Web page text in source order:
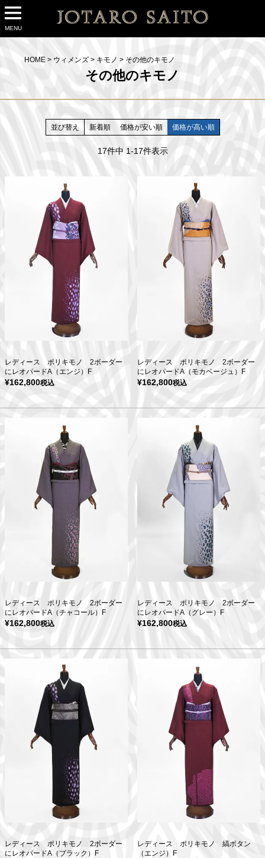
MENU
HOME ウィメンズ キモノ その他のキモノ
その他のキモノ
並び替え 新着順 価格が安い順 価格が高い順
17件中 1-17件表示
レディース ポリキモノ 2ボーダー
にレオパードA（エンジ）F
¥162,800税込
レディース ポリキモノ 2ボーダー
にレオパードA（モカベージュ）F
¥162,800税込
レディース ポリキモノ 2ボーダー
にレオパードA（チャコール）F
¥162,800税込
レディース ポリキモノ 2ボーダー
にレオパードA（グレー）F
¥162,800税込
レディース ポリキモノ 2ボーダー
にレオパードA（ブラック）F
レディース ポリキモノ 縞ボタン
（エンジ）F